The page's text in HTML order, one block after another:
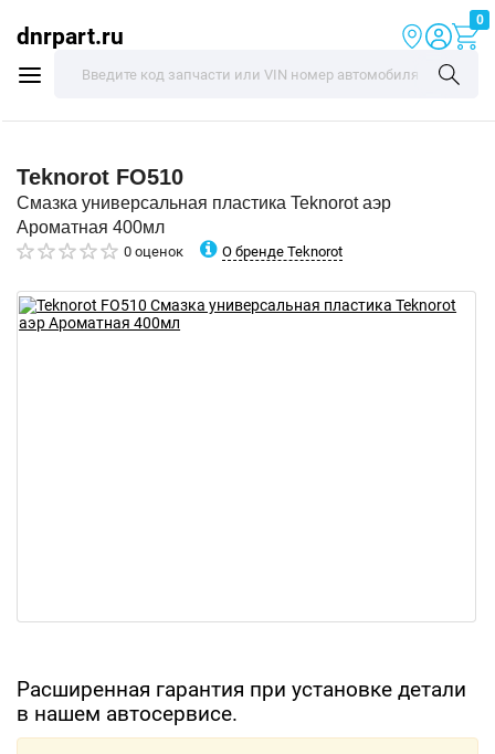
dnrpart.ru
0
Teknorot FO510
Смазка универсальная пластика Teknorot аэр
Ароматная 400мл
0 оценок О бренде Teknorot
Расширенная гарантия при установке детали
в нашем автосервисе.